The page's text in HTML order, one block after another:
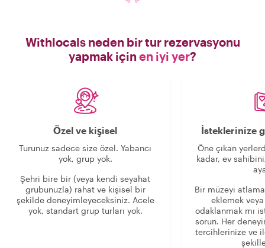
Withlocals neden bir tur rezervasyonu
yapmak için en iyi yer?
Özel ve kişisel
Turunuz sadece size özel. Yabancı
yok, grup yok.
Şehri bire bir (veya kendi seyahat
grubunuzla) rahat ve kişisel bir
şekilde deneyimleyeceksiniz. Acele
yok, standart grup turları yok.
İsteklerinize
Öne çıkan
kadar, ev
Bir müzeyi
eklemek
odaklanmak mı
sorun. Her
tercihlerinize ve